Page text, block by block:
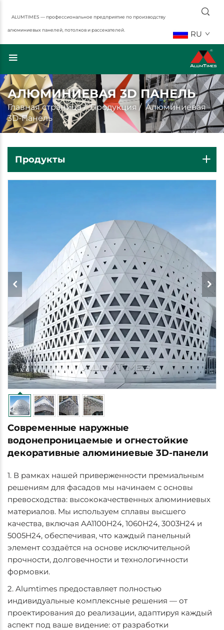
ALUMTIMES — профессиональное предприятие по производству
алюминиевых панелей, потолков и рассекателей. RU
АЛЮМИНИЕВАЯ 3D ПАНЕЛЬ
Главная страница/Продукция /Алюминиевая
3D-Панель
Продукты
Современные наружные
водонепроницаемые и огнестойкие
декоративные алюминиевые 3D-панели
1. В рамках нашей приверженности премиальным
решениям для фасадов мы начинаем с основы
превосходства: высококачественных алюминиевых
материалов. Мы используем сплавы высшего
качества, включая AA1100H24, 1060H24, 3003H24 и
5005H24, обеспечивая, что каждый панельный
элемент создаётся на основе исключительной
прочности, долговечности и технологичности
формовки.
2. Alumtimes предоставляет полностью
индивидуальные комплексные решения — от
проектирования до реализации, адаптируя каждый
аспект под ваше видение: от разработки